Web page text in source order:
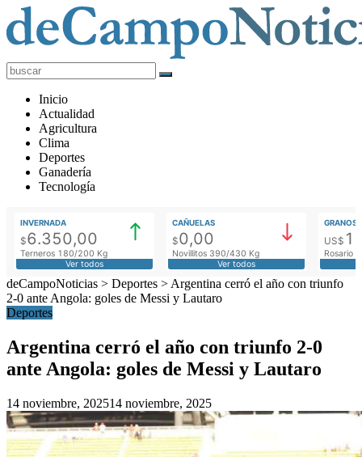
deCampoNoticias
Actualidad
Agropecuaria
Inicio
Actualidad
Agricultura
Clima
Deportes
Ganadería
Tecnología
INVERNADA
$6.350,00
Terneros 180/200 Kg
Ver todos
CAÑUELAS
$0,00
Novillitos 390/430 Kg
Ver todos
GRANOS
US$
Rosario
deCampoNoticias > Deportes > Argentina cerró el año con triunfo
2-0 ante Angola: goles de Messi y Lautaro
Deportes
Argentina cerró el año con triunfo 2-0
ante Angola: goles de Messi y Lautaro
14 noviembre, 202514 noviembre, 2025